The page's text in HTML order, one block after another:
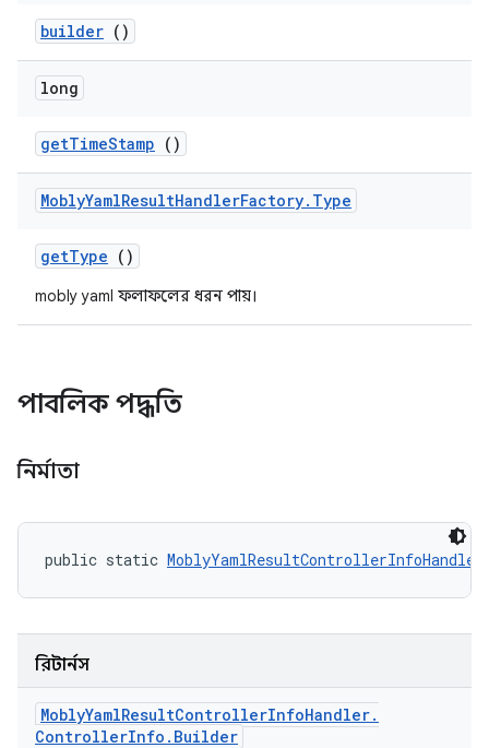
builder ()
long
getTimeStamp ()
MoblyYamlResultHandlerFactory. Type
getType ()
mobly yaml ফলাফলের ধরন পায়।
পাবলিক পদ্ধতি
নির্মাতা
public static
রিটার্নস
MoblyYamlResultControllerInfoHandler.
ControllerInfo . Builder